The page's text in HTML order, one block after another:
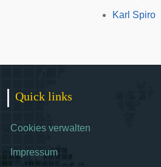
Karl Spiro
Quick links
Cookies verwalten
Impressum